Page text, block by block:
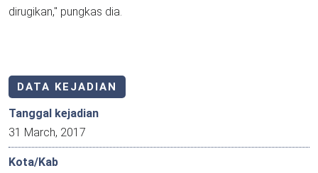
dirugikan," pungkas dia.
DATA KEJADIAN
Tanggal kejadian
31 March, 2017
Kota/Kab